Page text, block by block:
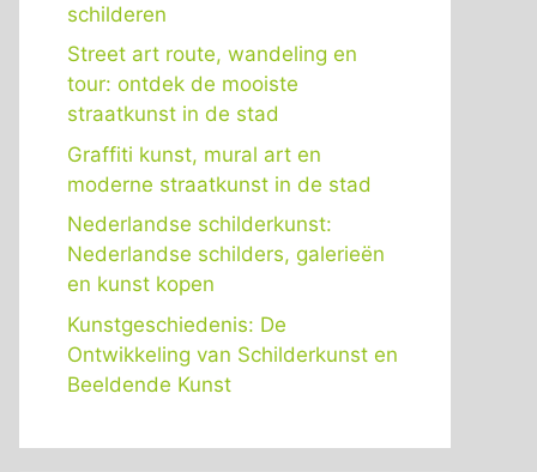
schilderen
Street art route, wandeling en
tour: ontdek de mooiste
straatkunst in de stad
Graffiti kunst, mural art en
moderne straatkunst in de stad
Nederlandse schilderkunst:
Nederlandse schilders, galerieën
en kunst kopen
Kunstgeschiedenis: De
Ontwikkeling van Schilderkunst en
Beeldende Kunst